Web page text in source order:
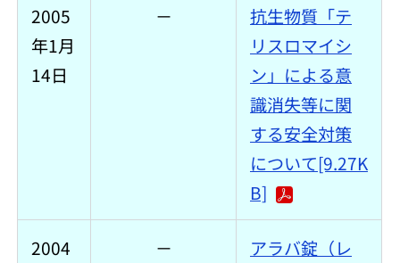
2005
年1月
14日
－
抗生物質「テ
リスロマイシ
ン」による意
識消失等に関
する安全対策
について[9.27K
B]
2004
－
アラバ錠（レ